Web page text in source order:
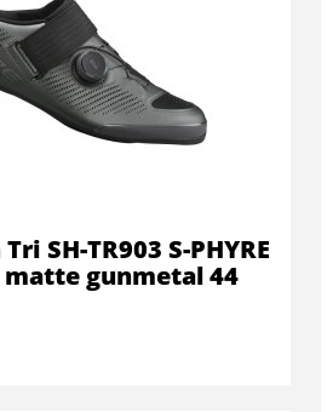
SH-TR903 S-PHYRE
matte gunmetal 44